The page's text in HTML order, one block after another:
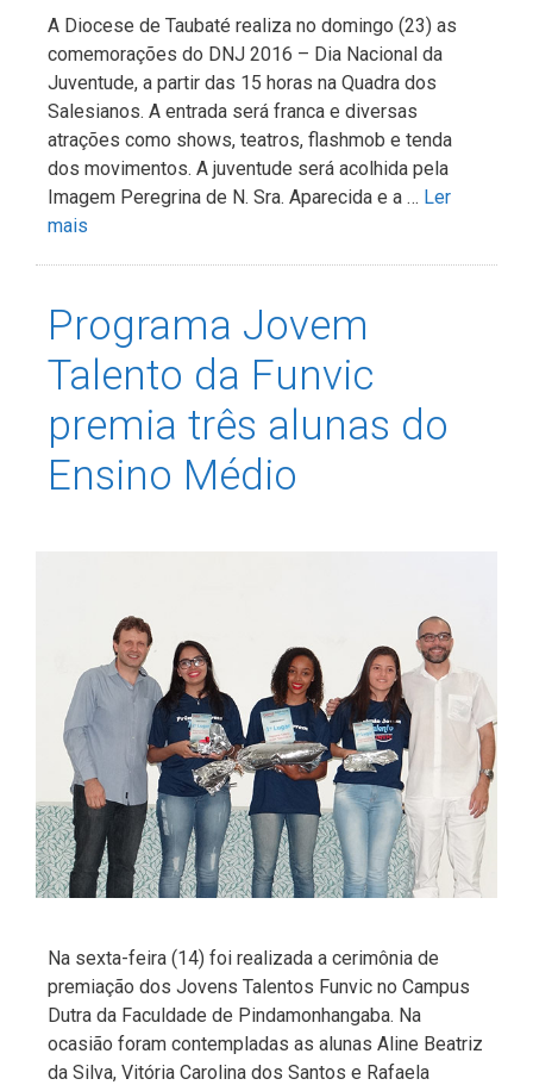
A Diocese de Taubaté realiza no domingo (23) as
comemorações do DNJ 2016 – Dia Nacional da
Juventude, a partir das 15 horas na Quadra dos
Salesianos. A entrada será franca e diversas
atrações como shows, teatros, flashmob e tenda
dos movimentos. A juventude será acolhida pela
Imagem Peregrina de N. Sra. Aparecida e a … Ler
mais
Programa Jovem
Talento da Funvic
premia três alunas do
Ensino Médio
Na sexta-feira (14) foi realizada a cerimônia de
premiação dos Jovens Talentos Funvic no Campus
Dutra da Faculdade de Pindamonhangaba. Na
ocasião foram contempladas as alunas Aline Beatriz
da Silva, Vitória Carolina dos Santos e Rafaela